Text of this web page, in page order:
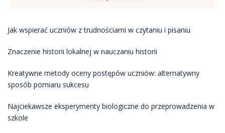
Jak wspierać uczniów z trudnościami w czytaniu i pisaniu
Znaczenie historii lokalnej w nauczaniu historii
Kreatywne metody oceny postępów uczniów: alternatywny
sposób pomiaru sukcesu
Najciekawsze eksperymenty biologiczne do przeprowadzenia w
szkole